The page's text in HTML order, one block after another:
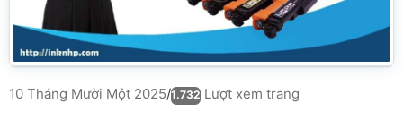
10 Tháng Mười Một 2025/1.732 Lượt xem trang